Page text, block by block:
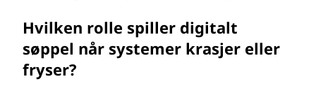
Hvilken rolle spiller digitalt
søppel når systemer krasjer eller
fryser?